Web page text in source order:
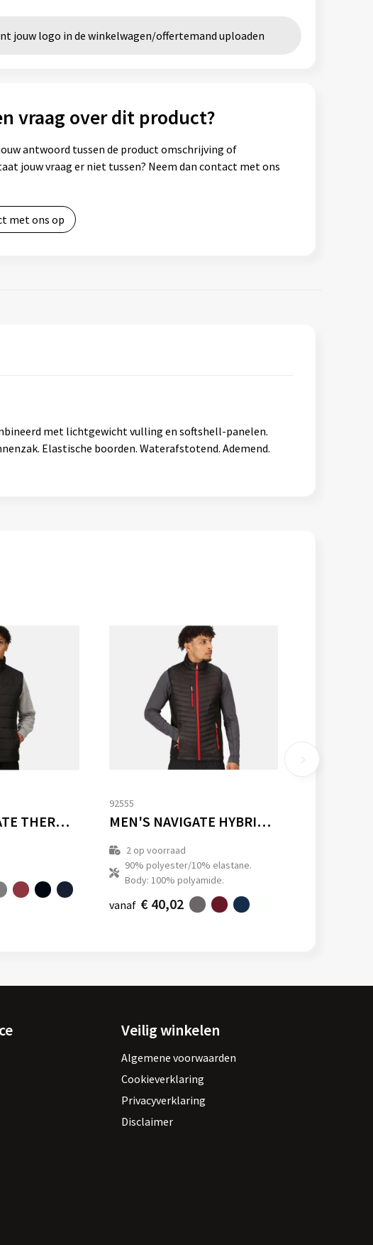
jouw logo in de winkelwagen/offertemand uploaden
vraag over dit product?
antwoord tussen de product omschrijving of
jouw vraag er niet tussen? Neem dan contact met ons
met ons op
met lichtgewicht vulling en softshell-panelen.
Elastische boorden. Waterafstotend. Ademend.
MEN'S NAVIGATE THERMAL BODYWARMER
92555
MEN'S NAVIGATE HYBRID BODYWARMER
2 op voorraad
90% polyester/10% elastane.
Body: 100% polyamide.
vanaf € 40,02
Veilig winkelen
Algemene voorwaarden
Cookieverklaring
Privacyverklaring
Disclaimer